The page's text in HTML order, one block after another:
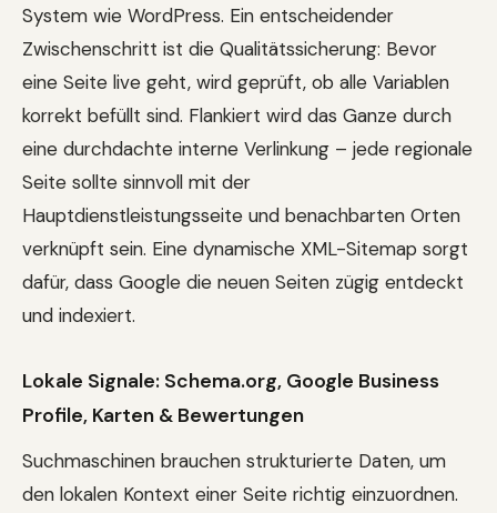
System wie WordPress. Ein entscheidender
Zwischenschritt ist die Qualitätssicherung: Bevor
eine Seite live geht, wird geprüft, ob alle Variablen
korrekt befüllt sind. Flankiert wird das Ganze durch
eine durchdachte interne Verlinkung – jede regionale
Seite sollte sinnvoll mit der
Hauptdienstleistungsseite und benachbarten Orten
verknüpft sein. Eine dynamische XML-Sitemap sorgt
dafür, dass Google die neuen Seiten zügig entdeckt
und indexiert.
Lokale Signale: Schema.org, Google Business
Profile, Karten & Bewertungen
Suchmaschinen brauchen strukturierte Daten, um
den lokalen Kontext einer Seite richtig einzuordnen.